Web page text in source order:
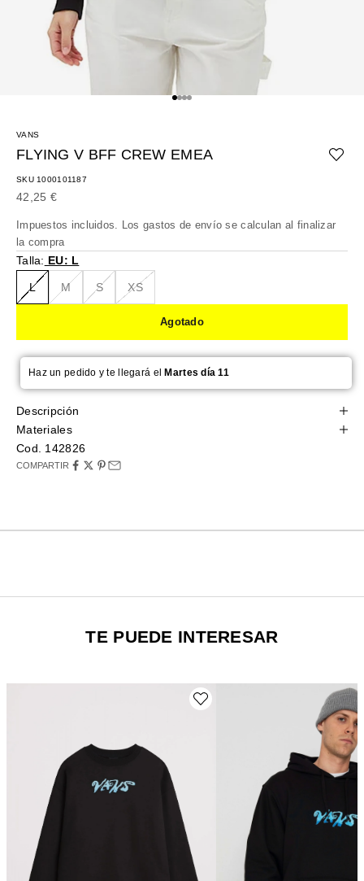
Ir al artículo 1
Ir al artículo 2
Ir al artículo 3
Ir al artículo 4
VANS
FLYING V BFF CREW EMEA
SKU 1000101187
Precio de oferta
42,25 €
Impuestos incluidos. Los gastos de envío se calculan al finalizar
la compra
Talla: EU: L
L M S XS
Agotado
Haz un pedido y te llegará elMartes día 11
Descripción
Materiales
Cod. 142826
COMPARTIR
TE PUEDE INTERESAR